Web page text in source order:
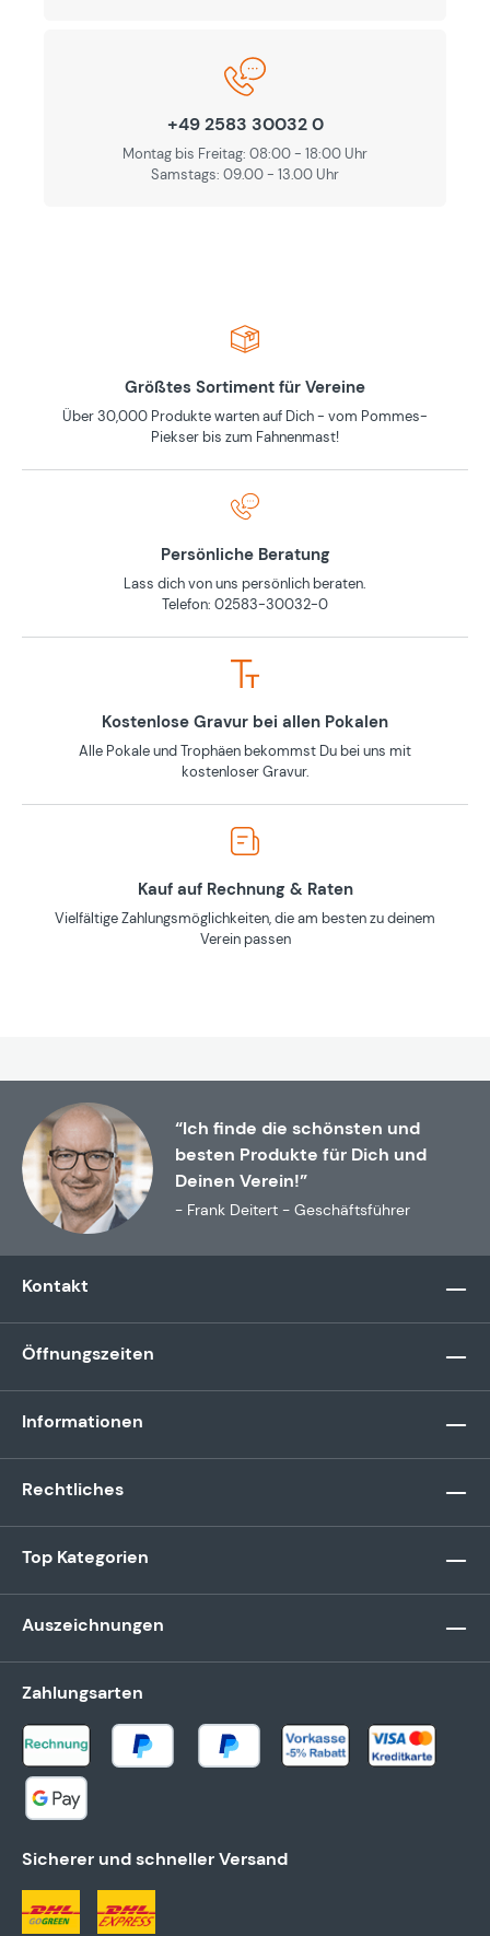
+49 2583 30032 0
Montag bis Freitag: 08:00 - 18:00 Uhr
Samstags: 09.00 - 13.00 Uhr
Größtes Sortiment für Vereine
Über 30,000 Produkte warten auf Dich - vom Pommes-
Piekser bis zum Fahnenmast!
Persönliche Beratung
Lass dich von uns persönlich beraten.
Telefon: 02583-30032-0
Kostenlose Gravur bei allen Pokalen
Alle Pokale und Trophäen bekommst Du bei uns mit
kostenloser Gravur.
Kauf auf Rechnung & Raten
Vielfältige Zahlungsmöglichkeiten, die am besten zu deinem
Verein passen
“Ich finde die schönsten und
besten Produkte für Dich und
Deinen Verein!”
- Frank Deitert - Geschäftsführer
Kontakt
Öffnungszeiten
Informationen
Rechtliches
Top Kategorien
Auszeichnungen
Zahlungsarten
Sicherer und schneller Versand